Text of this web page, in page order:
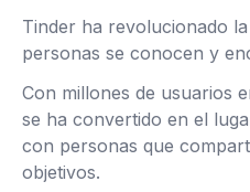
Tinder ha revolucionado
personas se conocen y
Con millones de usuarios
se ha convertido en el
con personas que
objetivos.